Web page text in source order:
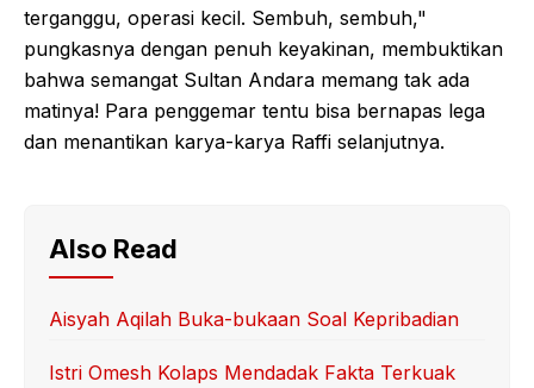
terganggu, operasi kecil. Sembuh, sembuh,"
pungkasnya dengan penuh keyakinan, membuktikan
bahwa semangat Sultan Andara memang tak ada
matinya! Para penggemar tentu bisa bernapas lega
dan menantikan karya-karya Raffi selanjutnya.
Also Read
Aisyah Aqilah Buka-bukaan Soal Kepribadian
Istri Omesh Kolaps Mendadak Fakta Terkuak